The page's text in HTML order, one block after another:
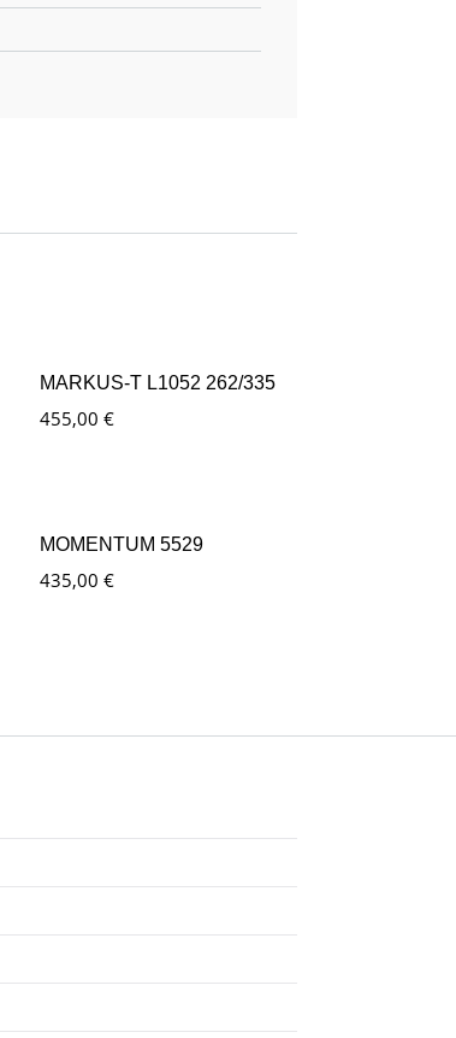
MARKUS-T L1052 262/335
455,00 €
MOMENTUM 5529
435,00 €